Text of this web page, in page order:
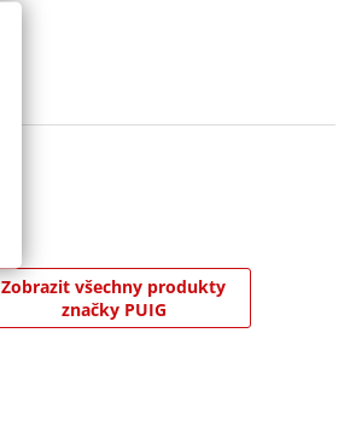
Zobrazit všechny produkty
značky PUIG